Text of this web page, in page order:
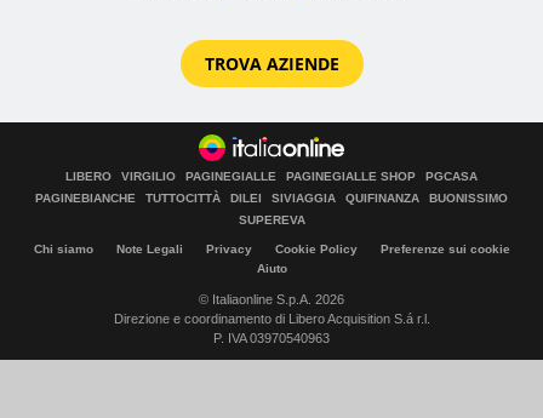
TROVA AZIENDE
LIBERO VIRGILIO PAGINEGIALLE PAGINEGIALLE SHOP
PGCASA
PAGINEBIANCHE
TUTTOCITTÀ DILEI SIVIAGGIA QUIFINANZA
BUONISSIMO
SUPEREVA
Chi siamo Note Legali Privacy Cookie Policy
Preferenze sui cookie
Aiuto
© Italiaonline S.p.A. 2026
Direzione e coordinamento di Libero Acquisition S.á r.l.
P. IVA 03970540963